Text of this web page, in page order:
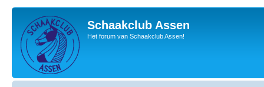
Schaakclub Assen
Het forum van Schaakclub Assen!